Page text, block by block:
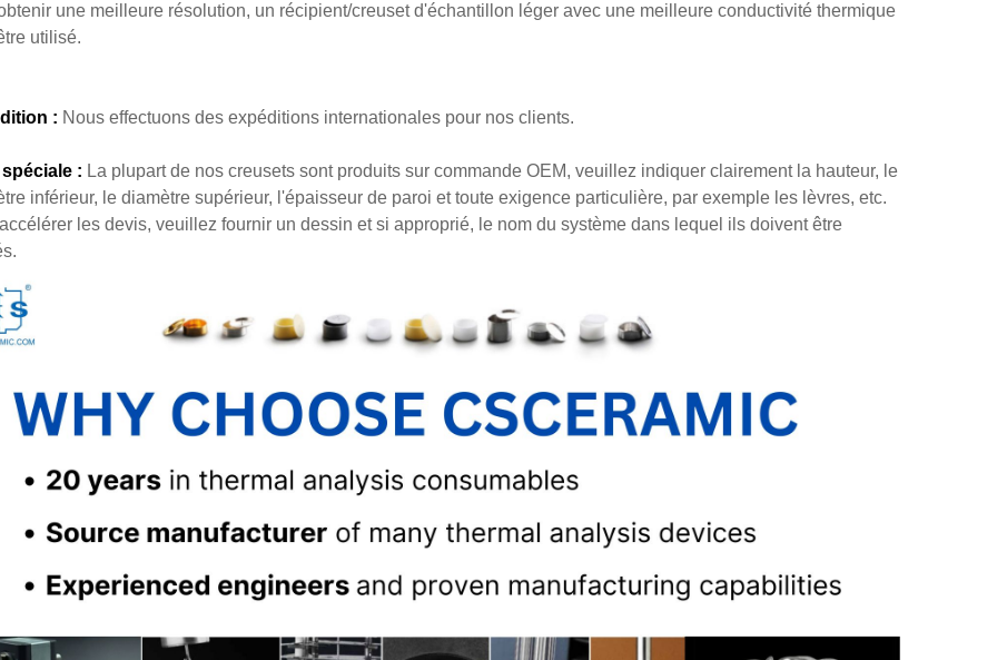
une meilleure résolution, un récipient/creuset d'échantillon léger avec une meilleure conductivité thermique
utilisé.
: Nous effectuons des expéditions internationales pour nos clients.
: La plupart de nos creusets sont produits sur commande OEM, veuillez indiquer clairement la hauteur, le
inférieur, le diamètre supérieur, l'épaisseur de paroi et toute exigence particulière, par exemple les lèvres, etc.
les devis, veuillez fournir un dessin et si approprié, le nom du système dans lequel ils doivent être